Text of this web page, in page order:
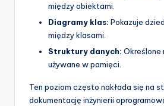
między obiektami.
Diagramy klas: Pokazuje
między klasami.
Struktury danych: Określone
używane w pamięci.
Ten poziom często nakłada się na
dokumentację inżynierii